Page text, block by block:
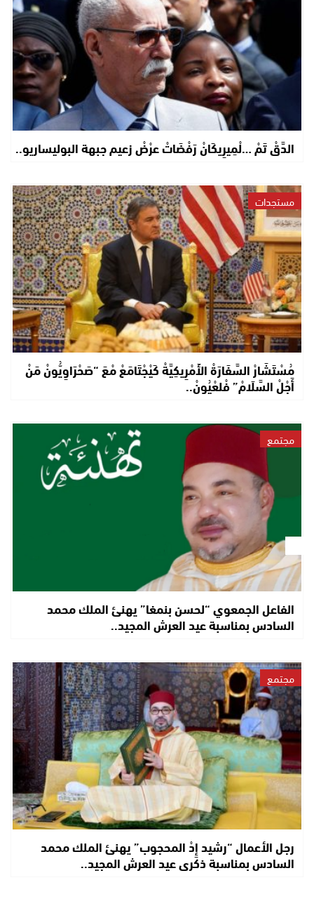
الدَّقْ تَمْ …لْمِيرِيكَانْ رَفْضَاتْ عرْضْ زعيم جبهة البوليساريو..
مستجدات
مُسْتَشَارْ السَّفَارَةْ الأَمْرِيكِيَّةْ كَيْجْتَامَعْ مْعَ “صَحْرَاوِيُّونْ مَنْ
أَجْلْ السَّلَامْ” فْلعْيُونْ..
مجتمع
الفاعل الجمعوي “لحسن بنمغا” يهنئ الملك محمد
السادس بمناسبة عيد العرش المجيد..
مجتمع
رجل الأعمال “رشيد إِدْ المحجوب” يهنئ الملك محمد
السادس بمناسبة ذكرى عيد العرش المجيد..